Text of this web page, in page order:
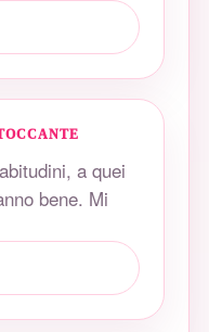
a quei
bene. Mi